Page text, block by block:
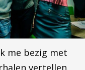
me bezig met